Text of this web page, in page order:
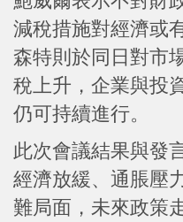
減稅措施對經濟或
森特則於同日對市
稅上升，企業與投
仍可持續進行。
此次會議結果與發
經濟放緩、通脹壓
難局面，未來政策